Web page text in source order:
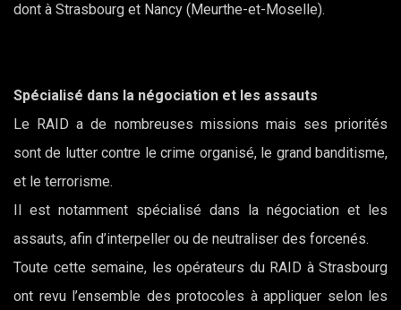
dont à Strasbourg et Nancy (Meurthe-et-Moselle).
Spécialisé dans la négociation et les assauts
Le RAID a de nombreuses missions mais ses priorités
sont de lutter contre le crime organisé, le grand banditisme,
et le terrorisme.
Il est notamment spécialisé dans la négociation et les
assauts, afin d’interpeller ou de neutraliser des forcenés.
Toute cette semaine, les opérateurs du RAID à Strasbourg
ont revu l’ensemble des protocoles à appliquer selon les